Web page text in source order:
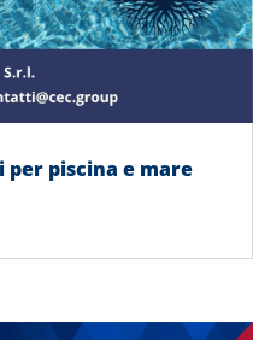
per piscina e mare